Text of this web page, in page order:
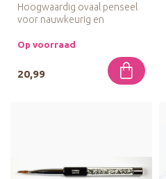
Hoogwaardig ovaal penseel
voor nauwkeurig en
gel, ide...
Op voorraad
20,99